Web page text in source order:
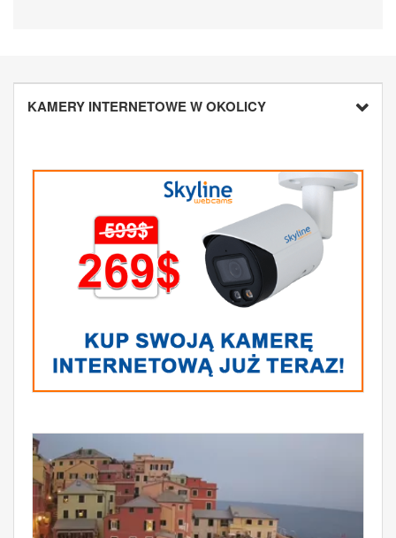
KAMERY INTERNETOWE W OKOLICY